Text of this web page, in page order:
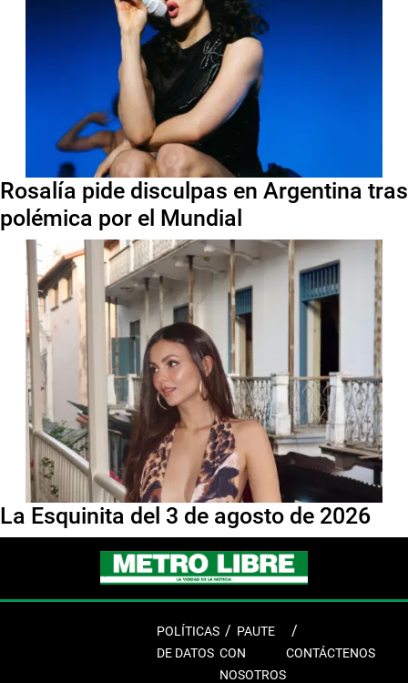
Rosalía pide disculpas en Argentina tras
polémica por el Mundial
La Esquinita del 3 de agosto de 2026
POLÍTICAS
DE DATOS
PAUTE
CON
NOSOTROS
CONTÁCTENOS